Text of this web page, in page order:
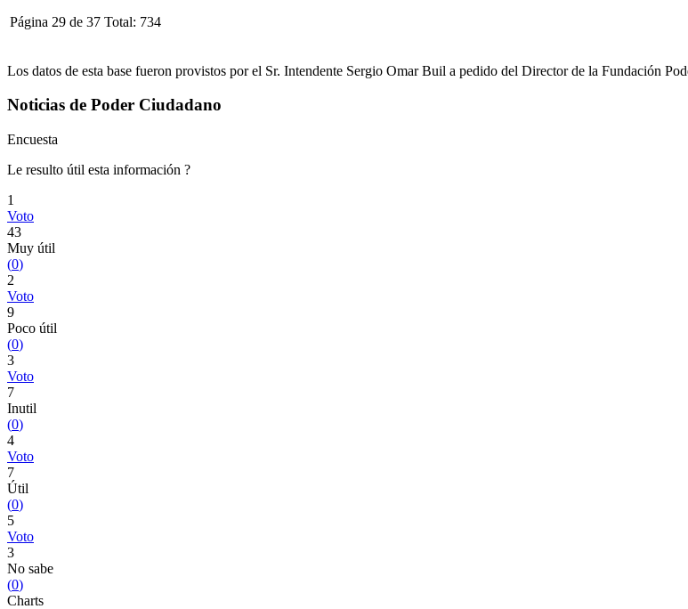
Página 29 de 37 Total: 734
Los datos de esta base fueron provistos por el Sr. Intendente Sergio Omar Buil a pedido del Director de la Fundación
Noticias de Poder Ciudadano
Encuesta
Le resulto útil esta información ?
1
Voto
43
Muy útil
(0)
2
Voto
9
Poco útil
(0)
3
Voto
7
Inutil
(0)
4
Voto
7
Útil
(0)
5
Voto
3
No sabe
(0)
Charts